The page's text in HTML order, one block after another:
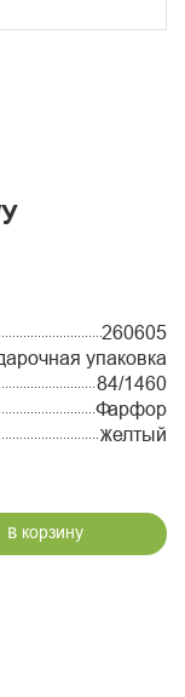
260605
упаковка
84/1460
Фарфор
Желтый
В корзину